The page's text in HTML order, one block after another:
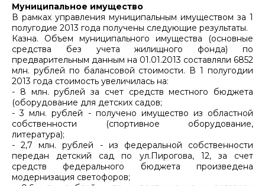
Муниципальное имущество
В рамках управления муниципальным имуществом за 1
полугодие 2013 года получены следующие результаты.
Казна. Объем муниципального имущества (основные
средства без учета жилищного фонда) по
предварительным данным на 01.01.2013 составляли 6852
млн. рублей по балансовой стоимости. В 1 полугодии
2013 года стоимость увеличилась на:
- 8 млн. рублей за счет средств местного бюджета
(оборудование для детских садов;
- 3 млн. рублей - получено имущество из областной
собственности (спортивное оборудование,
литература);
- 2,7 млн. рублей - из федеральной собственности
передан детский сад по ул.Пирогова, 12, за счет
средств федерального бюджета произведена
модернизация светофоров;